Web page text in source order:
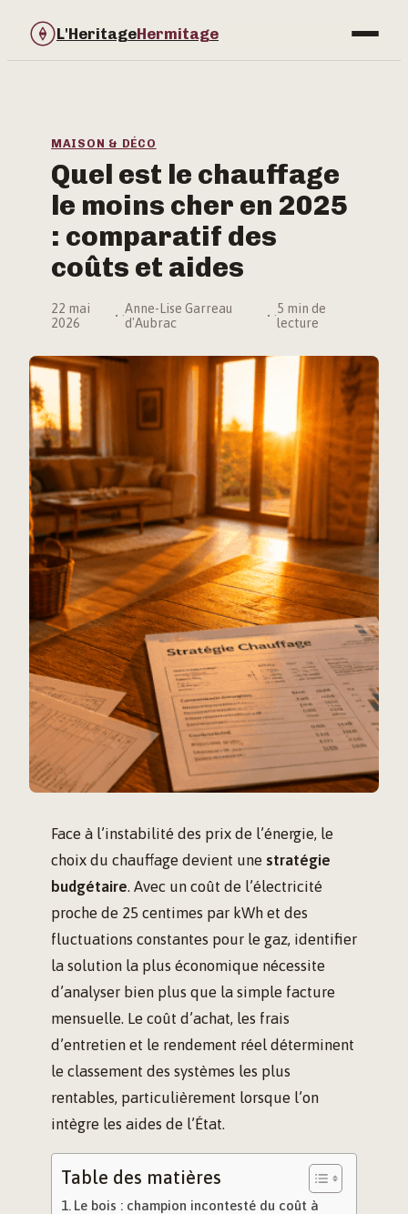
L'HeritageHermitage
Immobilier
Jardinage
Maison & Déco
MAISON & DÉCO
Quel est le chauffage
le moins cher en 2025
: comparatif des
coûts et aides
22 mai
2026
·Anne-Lise Garreau
d'Aubrac
·5 min de
lecture
Face à l’instabilité des prix de l’énergie, le
choix du chauffage devient une stratégie
budgétaire. Avec un coût de l’électricité
proche de 25 centimes par kWh et des
fluctuations constantes pour le gaz, identifier
la solution la plus économique nécessite
d’analyser bien plus que la simple facture
mensuelle. Le coût d’achat, les frais
d’entretien et le rendement réel déterminent
le classement des systèmes les plus
rentables, particulièrement lorsque l’on
intègre les aides de l’État.
Table des matières
Le bois : champion incontesté du coût à